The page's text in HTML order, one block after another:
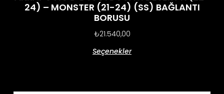
24) – MONSTER (21-24) (SS) BAĞLANTI
BORUSU
₺21.540,00
Seçenekler